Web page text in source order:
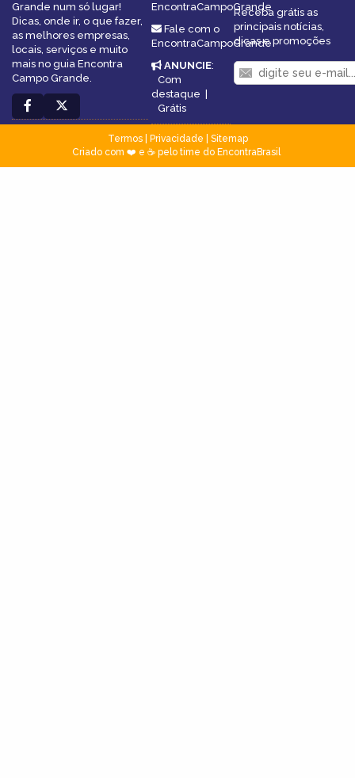
Grande num só lugar!
Dicas, onde ir, o que fazer,
as melhores empresas,
locais, serviços e muito
mais no guia Encontra
Campo Grande.
EncontraCampoGrande
Fale com o
EncontraCampoGrande
ANUNCIE:
Com
destaque
Grátis
Receba grátis as
principais notícias,
dicas e promoções
Termos| Privacidade
Sitemap
Criado com ❤️ e ☕ pelo time do EncontraBrasil